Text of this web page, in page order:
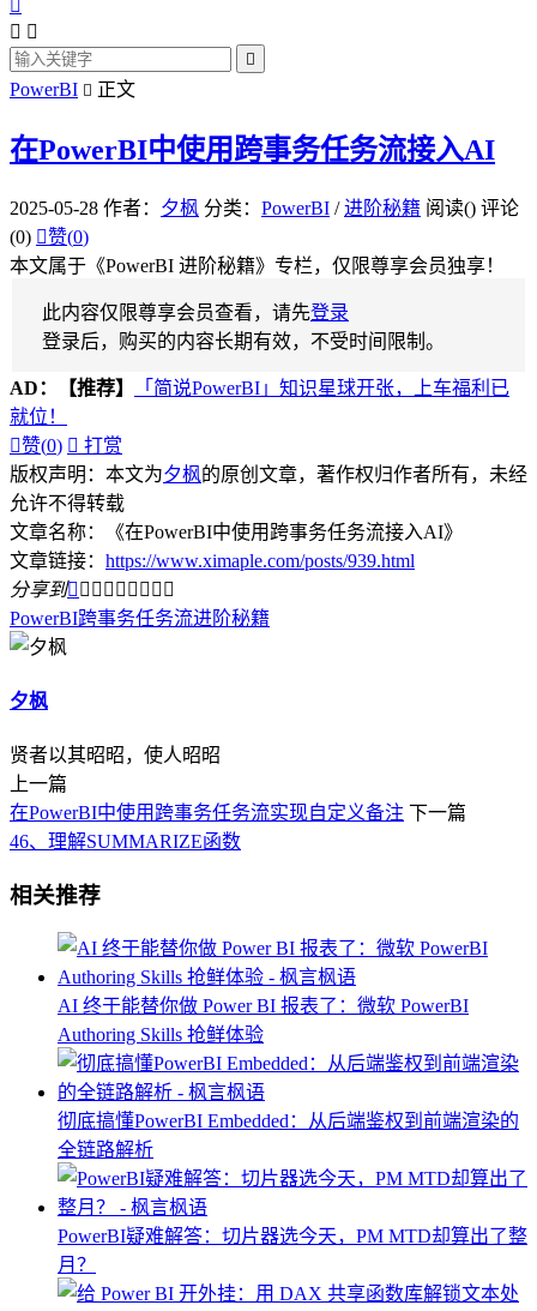

 

PowerBI  正文
在PowerBI中使用跨事务任务流接入AI
2025-05-28 作者： 夕枫 分类： PowerBI /进阶秘籍 阅读() 评论
(0) 赞(0)
本文属于《PowerBI 进阶秘籍》专栏，仅限尊享会员独享！
此内容仅限尊享会员查看，请先登录
登录后，购买的内容长期有效，不受时间限制。
AD： 【推荐】
「简说PowerBI」知识星球开张，上车福利已
就位！
赞(0)  打赏
版权声明：本文为夕枫的原创文章，著作权归作者所有，未经
允许不得转载
文章名称：《在PowerBI中使用跨事务任务流接入AI》
文章链接： https://www.ximaple.com/posts/939.html
分享到        
PowerBI跨事务任务流进阶秘籍
夕枫
贤者以其昭昭，使人昭昭
上一篇
在PowerBI中使用跨事务任务流实现自定义备注 下一篇
46、理解SUMMARIZE函数
相关推荐
AI 终于能替你做 Power BI 报表了：微软 PowerBI
Authoring Skills 抢鲜体验
彻底搞懂PowerBI Embedded：从后端鉴权到前端渲染的
全链路解析
PowerBI疑难解答：切片器选今天，PM MTD却算出了整
月？